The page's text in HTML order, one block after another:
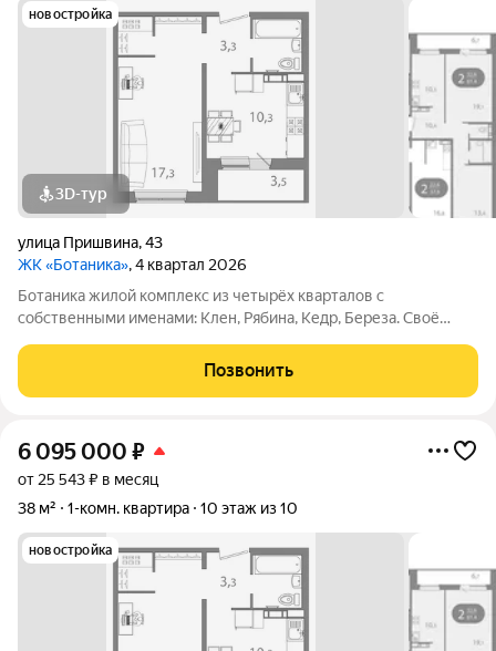
новостройка
3D-тур
улица Пришвина,43
ЖК «Ботаника», 4 квартал 2026
Ботаника жилой комплекс из четырёх кварталов с
собственными именами: Клен, Рябина, Кедр, Береза. Своё
розе ветров, природному ландшафту вокруг территории
проекта и качественному озеленению
Позвонить
6 095 000 ₽
от 25 543 ₽ в месяц
38 м²
1-комн. квартира 10 этаж из 10
новостройка